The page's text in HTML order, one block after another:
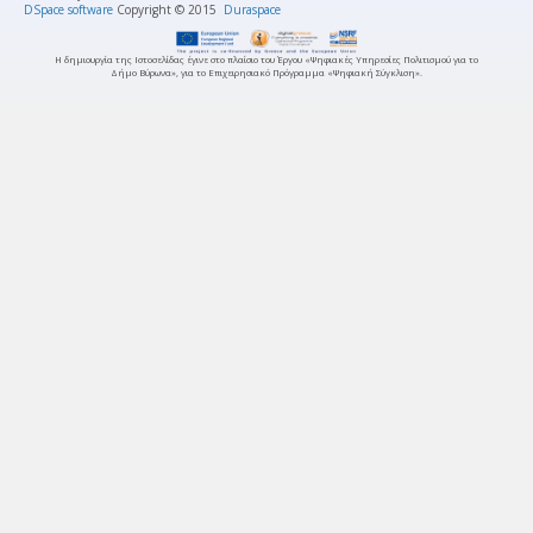
DSpace software Copyright © 2015 Duraspace
Η δημιουργία της Ιστοσελίδας έγινε στο πλαίσιο του Έργου «Ψηφιακές Υπηρεσίες Πολιτισμού για το
Δήμο Βύρωνα», για το Επιχειρησιακό Πρόγραμμα «Ψηφιακή Σύγκλιση».